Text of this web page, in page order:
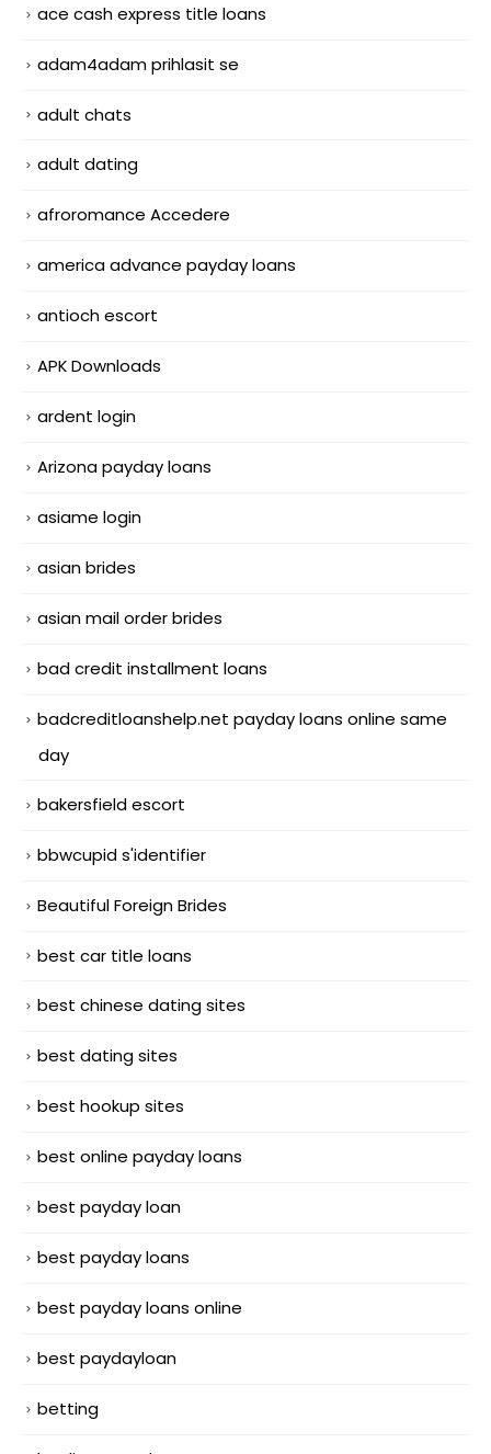
ace cash express title loans
adam4adam prihlasit se
adult chats
adult dating
afroromance Accedere
america advance payday loans
antioch escort
APK Downloads
ardent login
Arizona payday loans
asiame login
asian brides
asian mail order brides
bad credit installment loans
badcreditloanshelp.net payday loans online same
day
bakersfield escort
bbwcupid s'identifier
Beautiful Foreign Brides
best car title loans
best chinese dating sites
best dating sites
best hookup sites
best online payday loans
best payday loan
best payday loans
best payday loans online
best paydayloan
betting